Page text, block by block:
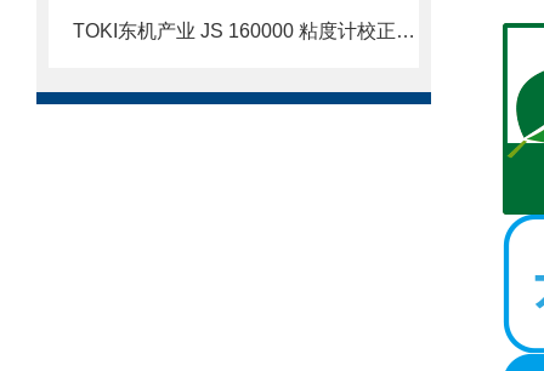
TOKI东机产业 JS 160000 粘度计校正溶液 简介